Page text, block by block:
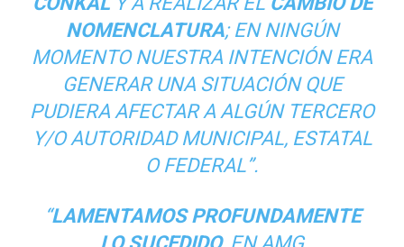
NOMENCLATURA; EN NINGÚN
MOMENTO NUESTRA INTENCIÓN ERA
GENERAR UNA SITUACIÓN QUE
PUDIERA AFECTAR A ALGÚN TERCERO
Y/O AUTORIDAD MUNICIPAL, ESTATAL
O FEDERAL”.
“LAMENTAMOS PROFUNDAMENTE